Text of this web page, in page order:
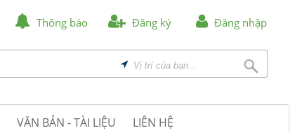
Thông báo Đăng ký Đăng nhập
VĂN BẢN - TÀI LIỆU LIÊN HỆ